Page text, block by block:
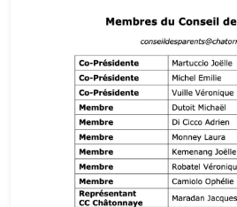
Adresses utiles
Nous trouver
Accueil extrascolaire
Conseil des parents